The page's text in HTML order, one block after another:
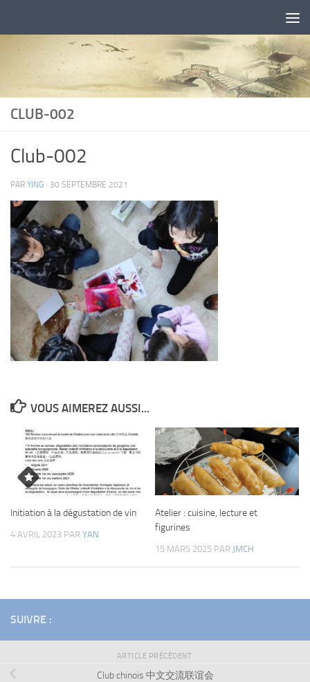
CLUB-002
Club-002
PAR YING · 30 SEPTEMBRE 2021
VOUS AIMEREZ AUSSI...
Initiation à la dégustation de vin
4 AVRIL 2023 PAR YAN
Atelier : cuisine, lecture et
figurines
15 MARS 2025 PAR JMCH
SUIVRE :
ARTICLE PRÉCÉDENT
Club chinois 中文交流联谊会